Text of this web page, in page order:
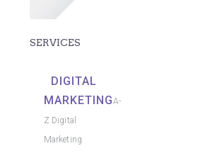
SERVICES
DIGITAL
MARKETINGA-
Z Digital
Marketing